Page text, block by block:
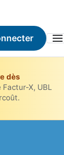
dès
X, UBL